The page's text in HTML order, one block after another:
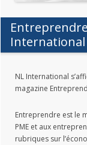
International
NL International
magazine
Entreprendre est le
PME et aux
rubriques sur